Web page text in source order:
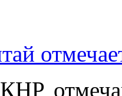
КНР